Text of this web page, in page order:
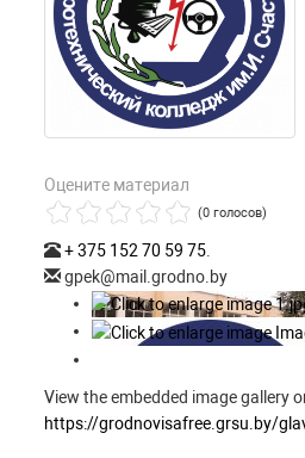
Оцените материал
(0 голосов)
+ 375 152 70 59 75
gpek@mail.grodno.by
View the embedded image gallery
https://grodnovisafree.grsu.by/